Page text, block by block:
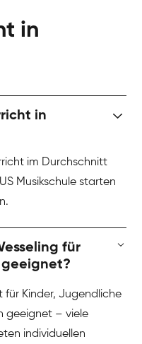
in
in
im Durchschnitt
Musikschule starten
für
geeignet?
für Kinder, Jugendliche
geeignet – viele
individuellen